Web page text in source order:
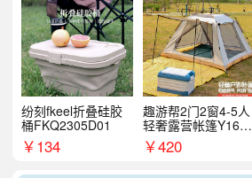
纷刻fkeel折叠硅胶
桶FKQ2305D01
￥134
趣游帮2门2窗4-5人
轻奢露营帐篷Y16pl
us
￥420